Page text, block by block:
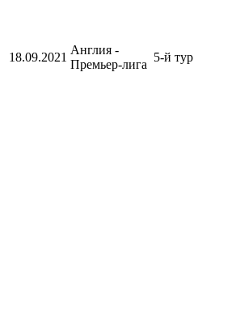
18.09.2021
Англия -
Премьер-лига
5-й тур